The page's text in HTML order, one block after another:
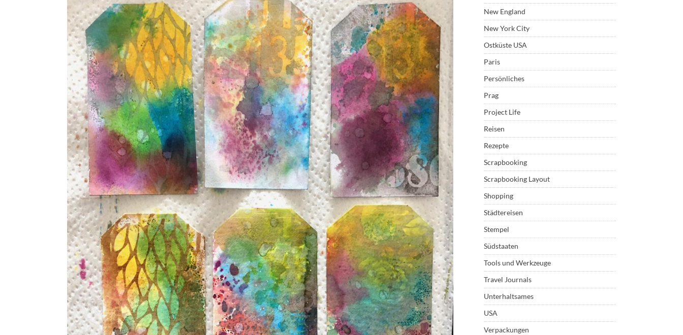
New England
New York City
Ostküste USA
Paris
Persönliches
Prag
Project Life
Reisen
Rezepte
Scrapbooking
Scrapbooking Layout
Shopping
Städtereisen
Stempel
Südstaaten
Tools und Werkzeuge
Travel Journals
Unterhaltsames
USA
Verpackungen